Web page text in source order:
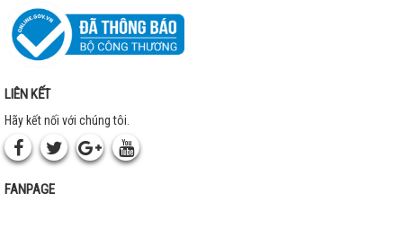
LIÊN KẾT
Hãy kết nối với chúng tôi.
FANPAGE